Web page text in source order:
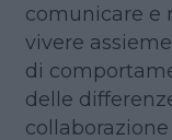
comunicare e
vivere
di
delle
collaborazione